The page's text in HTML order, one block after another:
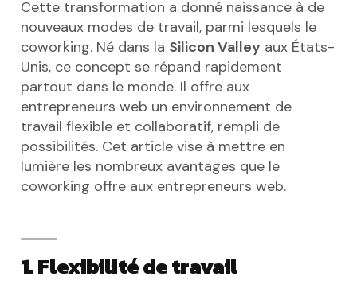
Cette transformation a donné naissance à de
nouveaux modes de travail, parmi lesquels le
coworking. Né dans la Silicon Valley aux États-
Unis, ce concept se répand rapidement
partout dans le monde. Il offre aux
entrepreneurs web un environnement de
travail flexible et collaboratif, rempli de
possibilités. Cet article vise à mettre en
lumière les nombreux avantages que le
coworking offre aux entrepreneurs web.
1. Flexibilité de travail